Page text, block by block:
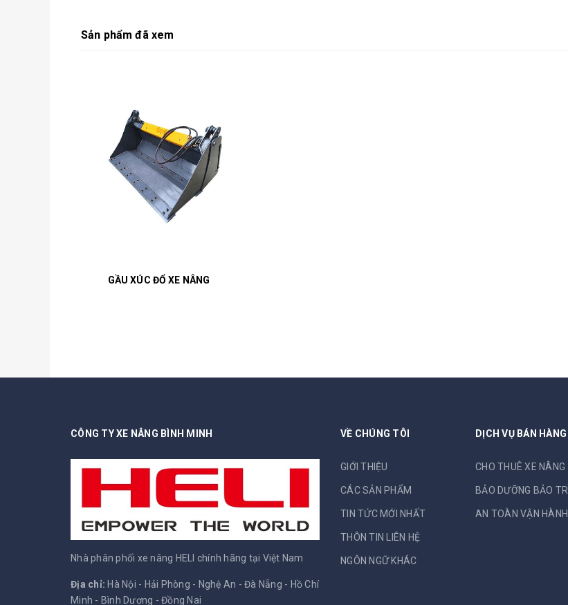
Sản phẩm đã xem
GẦU XÚC ĐỔ XE NÂNG
CÔNG TY XE NÂNG BÌNH MINH
Nhà phân phối xe nâng HELI chính hãng tại Việt Nam
Địa chỉ: Hà Nội - Hải Phòng - Nghệ An - Đà Nẵng - Hồ Chí
Minh - Bình Dương - Đồng Nai
VỀ CHÚNG TÔI
GIỚI THIỆU
CÁC SẢN PHẨM
TIN TỨC MỚI NHẤT
THÔN TIN LIÊN HỆ
NGÔN NGỮ KHÁC
DỊCH VỤ BÁN HÀNG
CHO THUÊ XE NÂNG
BẢO DƯỠNG BẢO TRÌ
AN TOÀN VẬN HÀNH